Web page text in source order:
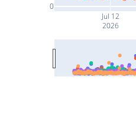
Jul 12
2026
0